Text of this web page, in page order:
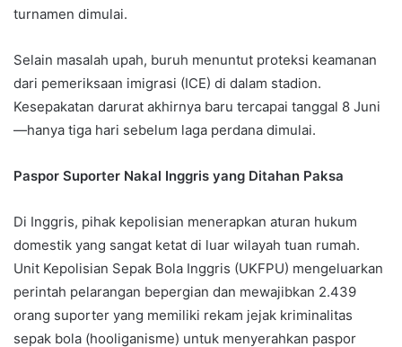
turnamen dimulai.
Selain masalah upah, buruh menuntut proteksi keamanan
dari pemeriksaan imigrasi (ICE) di dalam stadion.
Kesepakatan darurat akhirnya baru tercapai tanggal 8 Juni
—hanya tiga hari sebelum laga perdana dimulai.
Paspor Suporter Nakal Inggris yang Ditahan Paksa
Di Inggris, pihak kepolisian menerapkan aturan hukum
domestik yang sangat ketat di luar wilayah tuan rumah.
Unit Kepolisian Sepak Bola Inggris (UKFPU) mengeluarkan
perintah pelarangan bepergian dan mewajibkan 2.439
orang suporter yang memiliki rekam jejak kriminalitas
sepak bola (hooliganisme) untuk menyerahkan paspor